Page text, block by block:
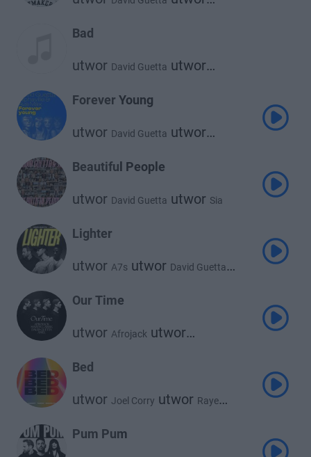
Bad
utwor David Guetta utwor
Forever Young
utwor David Guetta utwor
Beautiful People
utwor David Guetta utwor Sia
Lighter
utwor A7s utwor David Guetta
Our Time
utwor Afrojack utwor
utwor
Bed
utwor Joel Corry utwor Raye
Pum Pum